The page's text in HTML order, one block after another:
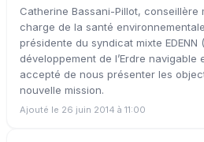
Catherine Bassani-Pillot, conseillère
charge de la santé
présidente du syndicat mixte EDENN
développement de l’Erdre navigable
accepté de nous présenter les
nouvelle mission.
Ajouté le 26 juin 2014 à 11:00